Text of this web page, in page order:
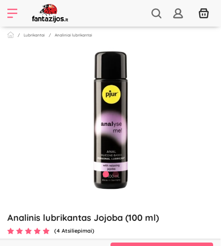
Lubrikantai Analiniai lubrikantai
Analinis lubrikantas Jojoba (100 ml)
(4 Atsiliepimai)